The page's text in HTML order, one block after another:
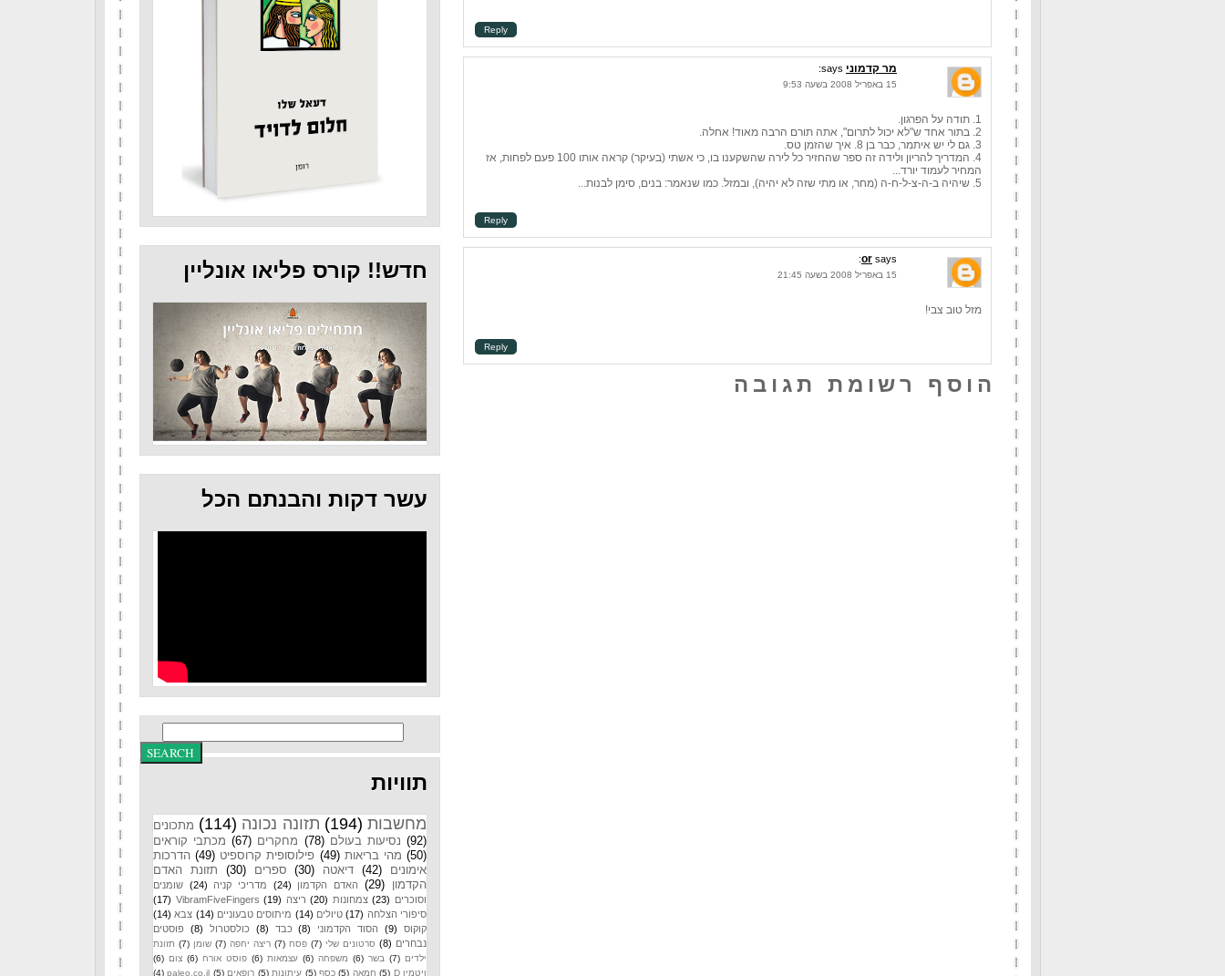
Reply
מר קדמוני says:
15 באפריל 2008 בשעה 9:53
Reply
1. תודה על הפרגון.
2. בתור אחד ש"לא יכול לתרום", אתה תורם הרבה מאוד! אחלה.
3. גם לי יש איתמר, כבר בן 8. איך שהזמן טס.
4. המדריך להריון ולידה זה ספר שהחזיר כל לירה שהשקענו בו, כי אשתי (בעיקר) קראה אותו 100 פעם לפחות, אז
המחיר לעמוד יורד...
5. שיהיה ב-ה-צ-ל-ח-ה (מחר, או מתי שזה לא יהיה), ובמזל. כמו שנאמר: בנים, סימן לבנות...
or says:
15 באפריל 2008 בשעה 21:45
Reply
מזל טוב צבי!
הוסף רשומת תגובה
חדש!! קורס פליאו אונליין
עשר דקות והבנתם הכל
תוויות
מחשבות (194) תזונה נכונה (114) מתכונים
(92) נסיעות בעולם (78) מחקרים (67) מכתבי קוראים
(50) מהי בריאות (49) פילוסופית קרוספיט (49) הדרכות
אימונים
(42) דיאטה (30) ספרים (30)
תזונת האדם
הקדמון (29) האדם הקדמון (24) מדריכי קניה (24) שומנים
וסוכרים (23) צמחונות (20) ריצה (19)
VibramFiveFingers
(17)
סיפורי הצלחה (17) טיולים (14) מיתוסים טבעוניים (14) צבא (14)
קוקוס
(9) הסוד הקדמוני (8) כבד (8) כולסטרול (8)
פוסטים
נבחרים (8) סרטונים שלי (7) פסח (7) ריצה יחפה (7) שומן (7) תזונת
ילדים (7) בשר (6) משפחה (6) עצמאות (6) פוסט אורח (6) צום (6)
ויטמין D
(5) חמאה (5) כסף (5) עיתונות (5) רופאים (5)
paleo.co.il
(4)